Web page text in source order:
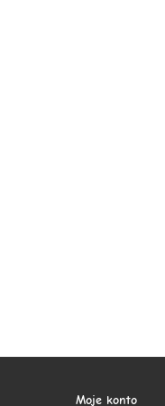
Moje konto